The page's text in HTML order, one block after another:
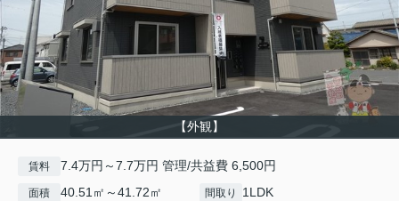
【外観】
賃料 7.4万円～7.7万円 管理/共益費 6,500円
面積 40.51㎡～41.72㎡ 間取り 1LDK